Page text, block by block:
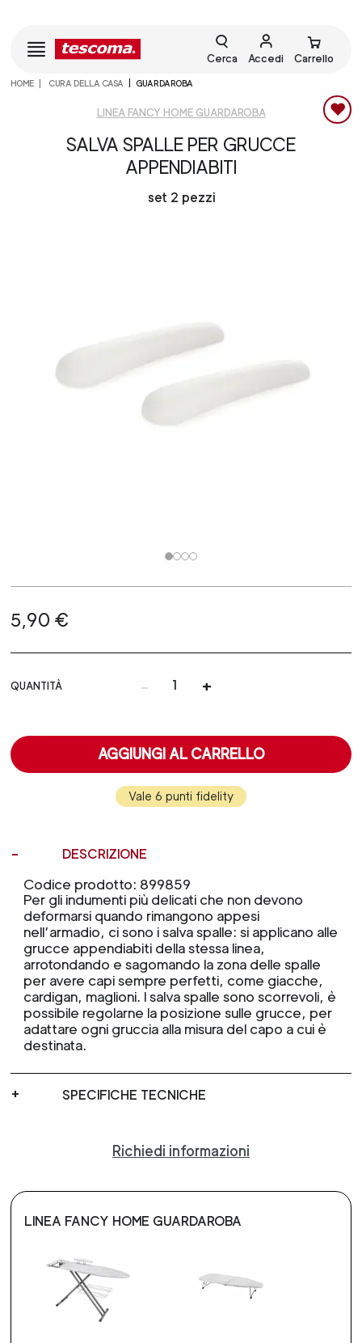
Cerca Accedi Carrello
HOME CURA DELLA CASA GUARDAROBA
LINEA FANCY HOME GUARDAROBA
SALVA SPALLE PER GRUCCE
APPENDIABITI
set 2 pezzi
5,90 €
QUANTITÀ - +
AGGIUNGI AL CARRELLO
Vale 6 punti fidelity
DESCRIZIONE
Codice prodotto: 899859
Per gli indumenti più delicati che non devono
deformarsi quando rimangono appesi
nell’armadio, ci sono i salva spalle: si applicano alle
grucce appendiabiti della stessa linea,
arrotondando e sagomando la zona delle spalle
per avere capi sempre perfetti, come giacche,
cardigan, maglioni. I salva spalle sono scorrevoli, è
possibile regolarne la posizione sulle grucce, per
adattare ogni gruccia alla misura del capo a cui è
destinata.
SPECIFICHE TECNICHE
Richiedi informazioni
LINEA FANCY HOME GUARDAROBA